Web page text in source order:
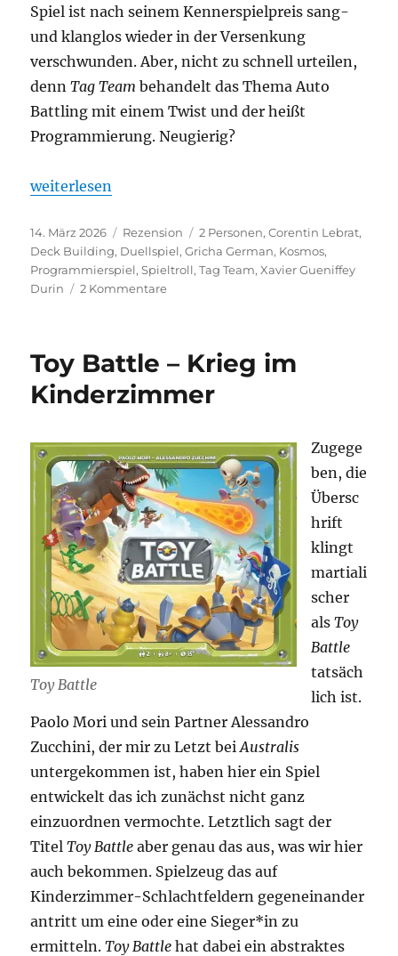
Spiel ist nach seinem Kennerspielpreis sang-
und klanglos wieder in der Versenkung
verschwunden. Aber, nicht zu schnell urteilen,
dennTag Team behandelt das Thema Auto
Battling mit einem Twist und der heißt
Programmierung. Neugierig?
„Tag Team – Mit Planung auf die Fresse“
weiterlesen
Veröffentlicht
am
14. März 2026 Kategorien
Rezension Schlagwörter
2 Personen,Corentin Lebrat,
Deck Building, Duellspiel,Gricha German, Kosmos,
Programmierspiel,Spieltroll,Tag Team,Xavier Gueniffey
Durin
2 Kommentarezu
Mit
auf
Toy Battle – Krieg im
Kinderzimmer
Toy Battle
Zugege
ben, die
Übersc
hrift
klingt
martiali
scher
alsToy
Battle
tatsäch
lich ist.
Paolo Mori und sein Partner Alessandro
Zucchini, der mir zu Letzt beiAustralis
untergekommen ist, haben hier ein Spiel
entwickelt das ich zunächst nicht ganz
einzuordnen vermochte. Letztlich sagt der
TitelToy Battle aber genau das aus, was wir hier
auch bekommen. Spielzeug das auf
Kinderzimmer-Schlachtfeldern gegeneinander
antritt um eine oder eine Sieger*in zu
ermitteln.Toy Battle hat dabei ein abstraktes